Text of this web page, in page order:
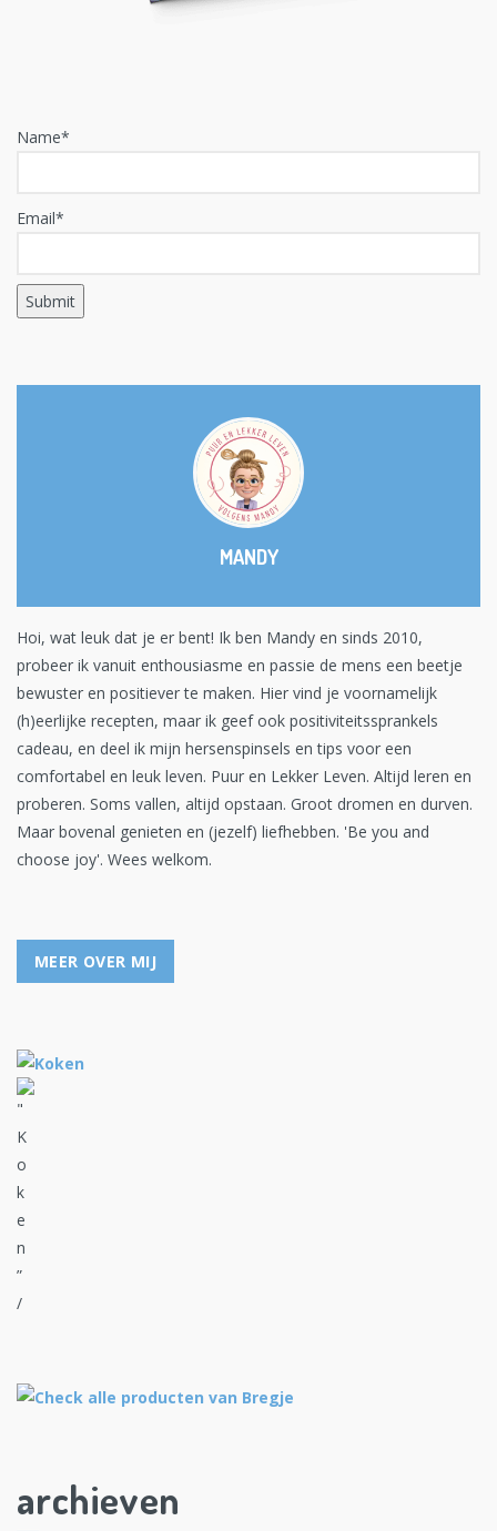
Name*
Email*
MANDY
Hoi, wat leuk dat je er bent! Ik ben Mandy en sinds 2010,
probeer ik vanuit enthousiasme en passie de mens een beetje
bewuster en positiever te maken. Hier vind je voornamelijk
(h)eerlijke recepten, maar ik geef ook positiviteitssprankels
cadeau, en deel ik mijn hersenspinsels en tips voor een
comfortabel en leuk leven. Puur en Lekker Leven. Altijd leren en
proberen. Soms vallen, altijd opstaan. Groot dromen en durven.
Maar bovenal genieten en (jezelf) liefhebben. 'Be you and
choose joy'. Wees welkom.
MEER OVER MIJ
archieven